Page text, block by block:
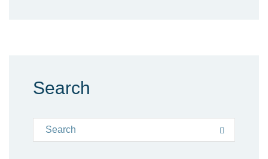
Search
Search for: